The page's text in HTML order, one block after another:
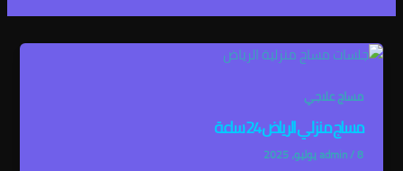
مساج علاجي
مساج منزلي الرياض 24 ساعة
admin/8 يوليو، 2025